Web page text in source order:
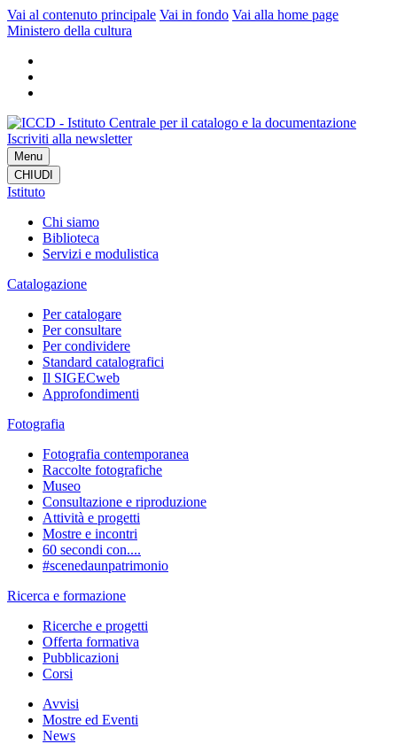
Vai al contenuto principale Vai in fondo Vai alla home page
Ministero della cultura
Iscriviti alla newsletter
Menu
CHIUDI
Istituto
Chi siamo
Biblioteca
Servizi e modulistica
Catalogazione
Per catalogare
Per consultare
Per condividere
Standard catalografici
Il SIGECweb
Approfondimenti
Fotografia
Fotografia contemporanea
Raccolte fotografiche
Museo
Consultazione e riproduzione
Attività e progetti
Mostre e incontri
60 secondi con....
#scenedaunpatrimonio
Ricerca e formazione
Ricerche e progetti
Offerta formativa
Pubblicazioni
Corsi
Avvisi
Mostre ed Eventi
News